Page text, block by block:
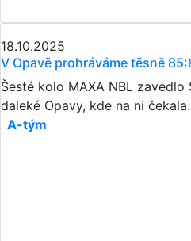
18.10.2025
V Opavě prohráváme těsně
Šesté kolo MAXA NBL zavedlo
daleké Opavy, kde na ni
A-tým